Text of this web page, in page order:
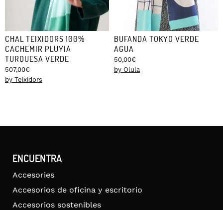
CHAL TEIXIDORS 100%
CACHEMIR PLUYIA
TURQUESA VERDE
507,00€
by Teixidors
BUFANDA TOKYO VERDE
AGUA
50,00€
by Olula
ENCUENTRA
Accesories
Accesorios de oficina y escritorio
Accesorios sostenibles